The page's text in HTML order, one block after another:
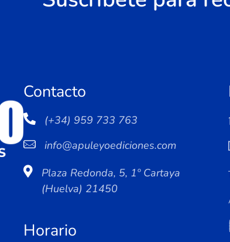
Contacto
(+34) 959 733 763
info@apuleyoediciones.com
Plaza Redonda, 5, 1º Cartaya
(Huelva) 21450
Horario